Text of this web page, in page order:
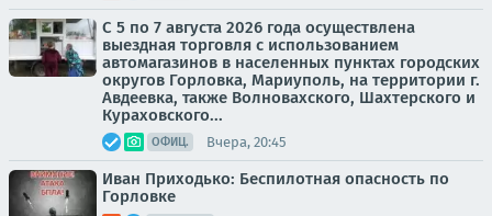
С 5 по 7 августа 2026 года осуществлена
выездная торговля с использованием
автомагазинов в населенных пунктах городских
округов Горловка, Мариуполь, на территории г.
Авдеевка, также Волновахского, Шахтерского и
Кураховского...
ОФИЦ. Вчера, 20:45
Иван Приходько: Беспилотная опасность по
Горловке